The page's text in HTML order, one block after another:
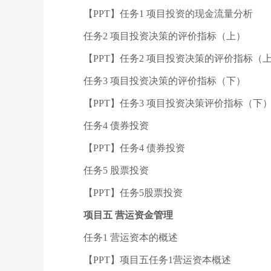
【PPT】任务1 项目投资的现金流量分析
任务2 项目投资决策的评价指标（上）
【PPT】任务2 项目投资决策的评价指标（
任务3 项目投资决策的评价指标（下）
【PPT】任务3 项目投资决策评价指标（下
任务4 债券投资
【PPT】任务4 债券投资
任务5 股票投资
【PPT】任务5股票投资
项目五 营运资金管理
任务1 营运资本的概述
【PPT】项目五任务1营运资本概述